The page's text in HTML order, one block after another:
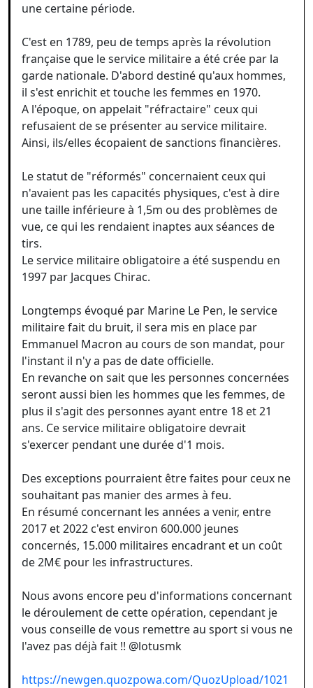
une certaine période.
C'est en 1789, peu de temps après la révolution
française que le service militaire a été crée par la
garde nationale. D'abord destiné qu'aux hommes,
il s'est enrichit et touche les femmes en 1970.
A l'époque, on appelait "réfractaire" ceux qui
refusaient de se présenter au service militaire.
Ainsi, ils/elles écopaient de sanctions financières.
Le statut de "réformés" concernaient ceux qui
n'avaient pas les capacités physiques, c'est à dire
une taille inférieure à 1,5m ou des problèmes de
vue, ce qui les rendaient inaptes aux séances de
tirs.
Le service militaire obligatoire a été suspendu en
1997 par Jacques Chirac.
Longtemps évoqué par Marine Le Pen, le service
militaire fait du bruit, il sera mis en place par
Emmanuel Macron au cours de son mandat, pour
l'instant il n'y a pas de date officielle.
En revanche on sait que les personnes concernées
seront aussi bien les hommes que les femmes, de
plus il s'agit des personnes ayant entre 18 et 21
ans. Ce service militaire obligatoire devrait
s'exercer pendant une durée d'1 mois.
Des exceptions pourraient être faites pour ceux ne
souhaitant pas manier des armes à feu.
En résumé concernant les années a venir, entre
2017 et 2022 c'est environ 600.000 jeunes
concernés, 15.000 militaires encadrant et un coût
de 2M€ pour les infrastructures.
Nous avons encore peu d'informations concernant
le déroulement de cette opération, cependant je
vous conseille de vous remettre au sport si vous ne
l'avez pas déjà fait !! @lotusmk
https://newgen.quozpowa.com/QuozUpload/1021